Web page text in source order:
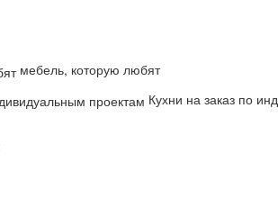
мебель, которую любят
Кухни на заказ по